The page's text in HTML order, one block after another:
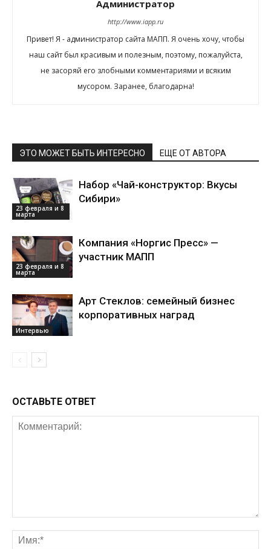
Администратор
http://www.iapp.ru
Привет! Я - администратор сайта МАПП. Я очень хочу, чтобы
наш сайт был красивым и полезным, поэтому, пожалуйста,
не засоряй его злобными комментариями и всяким
мусором. Заранее, благодарна!
ЭТО МОЖЕТ БЫТЬ ИНТЕРЕСНО ЕЩЕ ОТ АВТОРА
23 февраля и 8
марта
Набор «Чай-конструктор: Вкусы
Сибири»
23 февраля и 8
марта
Компания «Норгис Пресс» —
участник МАПП
Интервью
Арт Стеклов: семейный бизнес
корпоративных наград
ОСТАВЬТЕ ОТВЕТ